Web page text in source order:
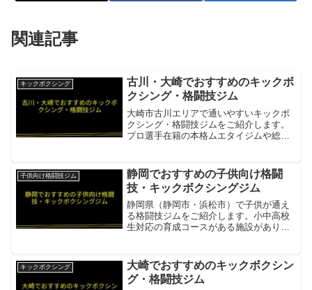
関連記事
キックボクシング
古川・大崎でおすすめのキックボ
クシング・格闘技ジム
大崎市古川エリアで通いやすいキックボ
クシング・格闘技ジムをご紹介します。
プロ選手在籍の本格ムエタイジムや総合
グ・プロ選手在籍・小学生から大人まで
幅広く対応項...
子供向け格闘技ジム
静岡でおすすめの子供向け格闘
技・キックボクシングジム
静岡県（静岡市・浜松市）で子供が通え
る格闘技ジムをご紹介します。小中高校
生対応の育成コースがある施設がありま
ス。体力づくりから競技志向まで年齢・
学年に合わせて指導...
キックボクシング
大崎でおすすめのキックボクシン
グ・格闘技ジム